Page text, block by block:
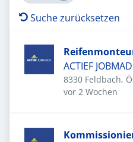
Suche zurücksetzen
ACTIEF
8330 Feldbach,
Veröffentlicht:
vor 2 Wochen